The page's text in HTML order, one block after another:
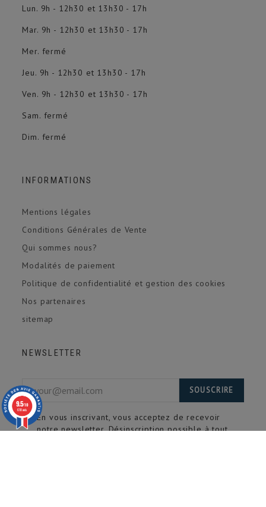
Lun. 9h - 12h30 et 13h30 - 17h
Mar. 9h - 12h30 et 13h30 - 17h
Mer. fermé
Jeu. 9h - 12h30 et 13h30 - 17h
Ven. 9h - 12h30 et 13h30 - 17h
Sam. fermé
Dim. fermé
INFORMATIONS
Mentions légales
Conditions Générales de Vente
Qui sommes nous?
Modalités de paiement
Politique de confidentialité et gestion des cookies
Nos partenaires
sitemap
NEWSLETTER
SOUSCRIRE
En vous inscrivant, vous acceptez de recevoir
notre newsletter. Désinscription possible à tout
9.5/10
618 avis